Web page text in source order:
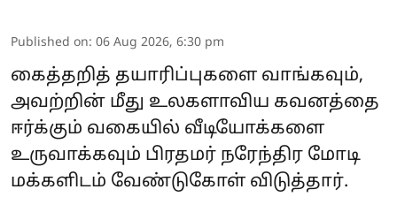
Published on: 06 Aug 2026, 6:30 pm
கைத்தறித் தயாரிப்புகளை வாங்கவும்,
அவற்றின் மீது உலகளாவிய கவனத்தை
ஈர்க்கும் வகையில் வீடியோக்களை
உருவாக்கவும் பிரதமர் நரேந்திர மோடி
மக்களிடம் வேண்டுகோள் விடுத்தார்.